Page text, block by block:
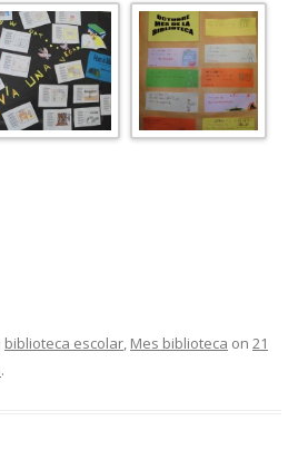
biblioteca escolar, Mes biblioteca on 21
.